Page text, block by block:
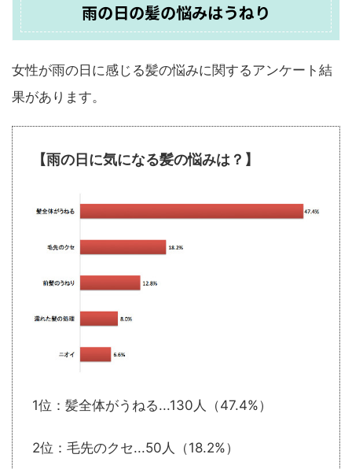
雨の日の髪の悩みはうねり
女性が雨の日に感じる髪の悩みに関するアンケート結
果があります。
【雨の日に気になる髪の悩みは？】
1位：髪全体がうねる...130人（47.4%）
2位：毛先のクセ...50人（18.2%）